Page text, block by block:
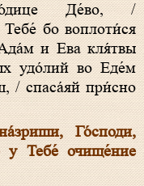
бо воплоти́ся
и Ева кля́твы
удо́лий во Еде́м
/ спаса́яй при́сно
Го́споди,
у Тебе́ очище́ние